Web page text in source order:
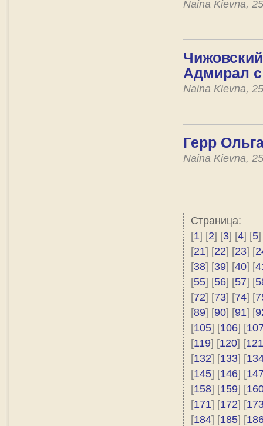
Naina Kievna,
Адмирал
Naina Kievna,
Герр
Naina Kievna,
Страница:
[1] [2] [3] [4] [5]
[21] [22] [23] [
[38] [39] [40] [
[55] [56] [57] [
[72] [73] [74] [
[89] [90] [91] [
[105] [106] [
[119] [120] [121
[132] [133] [
[145] [146] [
[158] [159] [
[171] [172] [
[184] [185] [